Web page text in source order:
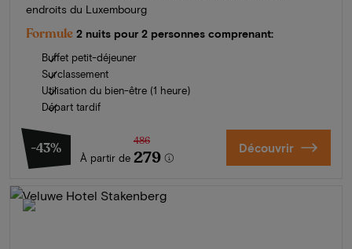
endroits du Luxembourg
Formule 2 nuits pour 2 personnes comprenant:
Buffet petit-déjeuner
Surclassement
Utilisation du bien-être (1 heure)
Départ tardif
-43%
À partir de
486
279 Découvrir